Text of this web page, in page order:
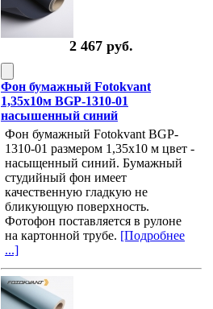
2 467 руб.
Фон бумажный Fotokvant
1,35х10м BGP-1310-01
насышенный синий
Фон бумажный Fotokvant BGP-
1310-01 размером 1,35х10 м цвет -
насыщенный синий. Бумажный
студийный фон имеет
качественную гладкую не
бликующую поверхность.
Фотофон поставляется в рулоне
на картонной трубе. [Подробнее
...]